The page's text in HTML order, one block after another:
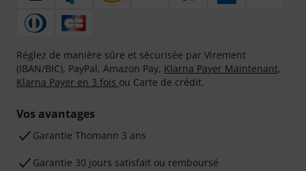
Réglez de manière sûre et sécurisée par Virement
(IBAN/BIC), PayPal, Amazon Pay, Klarna Payer Maintenant,
Klarna Payer en 3 fois ou Carte de crédit.
Vos avantages
Ga­ran­tie Thomann 3 ans
Garantie 30 jours satisfait ou remboursé